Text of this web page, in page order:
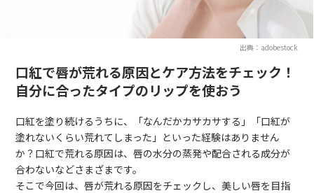
出典：adobestock
口紅で唇が荒れる原因とケア方法をチェック！
自分に合ったタイプのリップを使おう
口紅を塗り続けるうちに、「なんだかカサカサする」「口紅が
塗れないくらい荒れてしまった」といった経験はありません
か？口紅で荒れる原因は、唇の水分の蒸発や配合される成分が
合わないなどさまざまです。
そこで今回は、唇が荒れる原因をチェックし、美しい唇を目指